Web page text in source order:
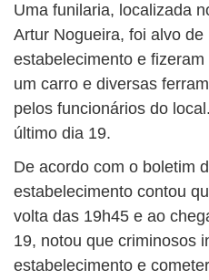
Uma funilaria, localizada
Artur Nogueira, foi alvo
estabelecimento e
um carro e diversas
pelos funcionários do
último dia 19.
De acordo com o boletim
estabelecimento contou
volta das 19h45 e ao
19, notou que criminosos
estabelecimento e